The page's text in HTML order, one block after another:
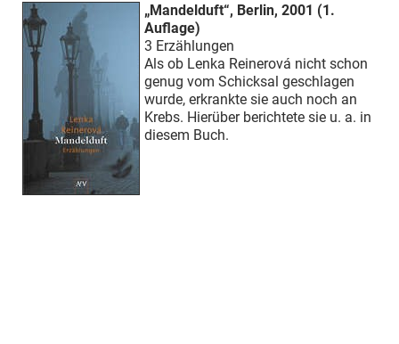
„Mandelduft“, Berlin, 2001 (1.
Auflage)
3 Erzählungen
Als ob Lenka Reinerová nicht schon
genug vom Schicksal geschlagen
wurde, erkrankte sie auch noch an
Krebs. Hierüber berichtete sie u. a. in
diesem Buch.